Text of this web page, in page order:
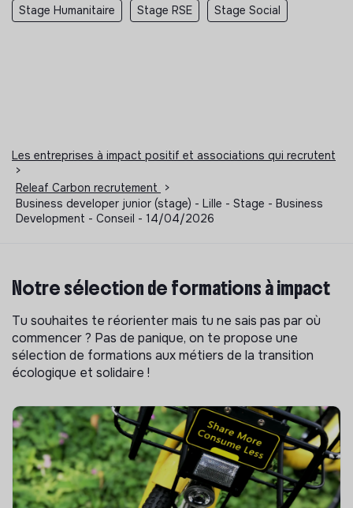
Stage Humanitaire Stage RSE Stage Social
Les entreprises à impact positif et associations qui recrutent
>
Releaf Carbon recrutement
>
Business developer junior (stage) - Lille - Stage - Business
Development - Conseil - 14/04/2026
Notre sélection de formations à impact
Tu souhaites te réorienter mais tu ne sais pas par où
commencer ? Pas de panique, on te propose une
sélection de formations aux métiers de la transition
écologique et solidaire !